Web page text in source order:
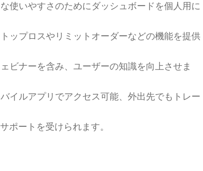
使いやすさのためにダッシュボードを個人用に
ップロスやリミットオーダーなどの機能を提供
ビナーを含み、ユーザーの知識を向上させま
イルアプリでアクセス可能、外出先でもトレー
ポートを受けられます。